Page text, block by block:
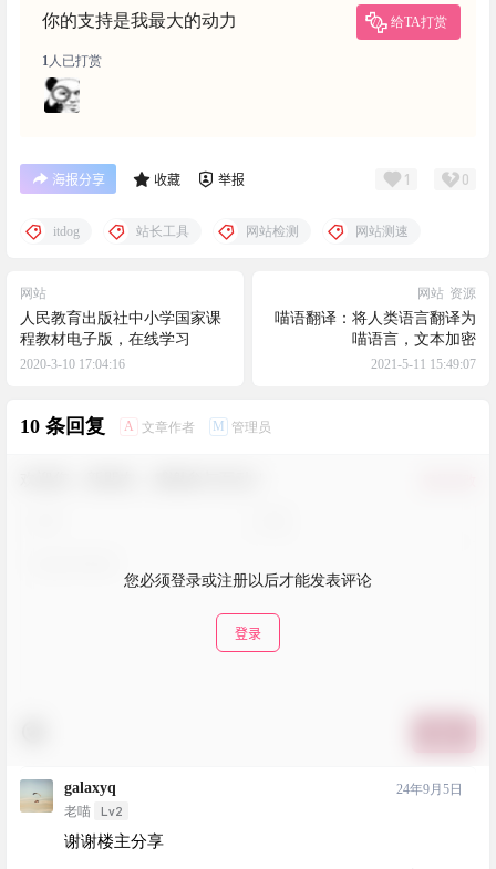
你的支持是我最大的动力 给TA打赏
1人已打赏
海报分享 收藏 举报 1 0
itdog 站长工具 网站检测 网站测速
网站
人民教育出版社中小学国家课
程教材电子版，在线学习
2020-3-10 17:04:16
网站 资源
喵语翻译：将人类语言翻译为
喵语言，文本加密
2021-5-11 15:49:07
10 条回复 A 文章作者 M 管理员
您必须登录或注册以后才能发表评论
登录
galaxyq
老喵 Lv2
24年9月5日
谢谢楼主分享